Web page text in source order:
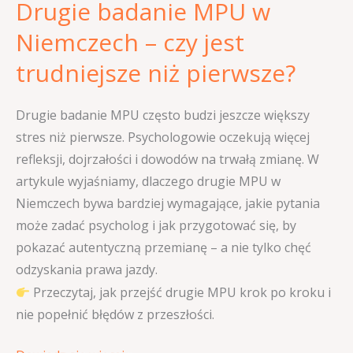
Drugie badanie MPU w
Niemczech – czy jest
trudniejsze niż pierwsze?
Drugie badanie MPU często budzi jeszcze większy
stres niż pierwsze. Psychologowie oczekują więcej
refleksji, dojrzałości i dowodów na trwałą zmianę. W
artykule wyjaśniamy, dlaczego drugie MPU w
Niemczech bywa bardziej wymagające, jakie pytania
może zadać psycholog i jak przygotować się, by
pokazać autentyczną przemianę – a nie tylko chęć
odzyskania prawa jazdy.
Przeczytaj, jak przejść drugie MPU krok po kroku i
nie popełnić błędów z przeszłości.
niż
pierwsze?